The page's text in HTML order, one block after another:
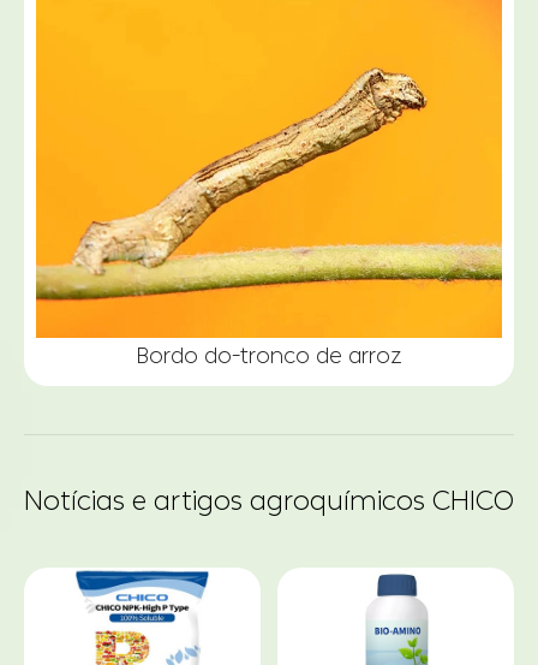
Bordo do-tronco de arroz
Notícias e artigos agroquímicos CHICO